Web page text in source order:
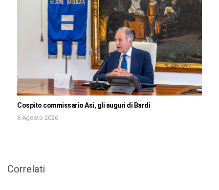
Cospito commissario Asi, gli auguri di Bardi
8 Agosto 2026
Correlati